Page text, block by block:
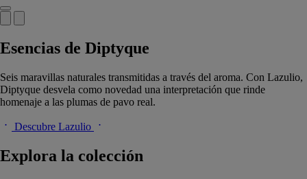
Esencias de Diptyque
Seis maravillas naturales transmitidas a través del aroma. Con Lazulio,
Diptyque desvela como novedad una interpretación que rinde
homenaje a las plumas de pavo real.
Descubre Lazulio
Explora la colección